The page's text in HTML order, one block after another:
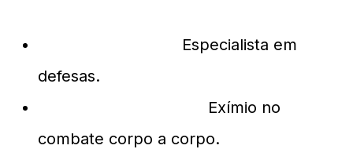
Especialista em
defesas.
Exímio no
combate corpo a corpo.